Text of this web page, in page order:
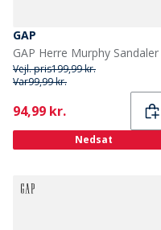
GAP
Vejl. pris199,99 kr.
Var99,99 kr.
Current
94,99 kr.
Nedsat